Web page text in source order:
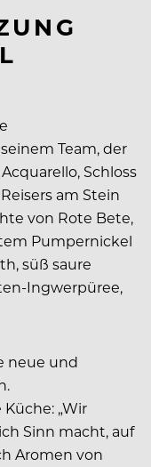
Team, der
Acquarello, Schloss
am Stein
von Rote Bete,
Pumpernickel
süß saure
Ingwerpüree,
neue und
„Wir
Sinn macht, auf
Aromen von